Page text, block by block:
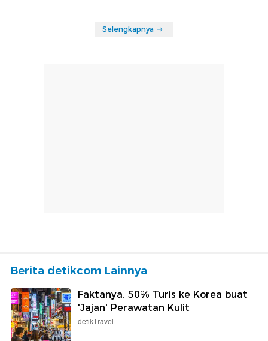
Selengkapnya
Berita detikcom Lainnya
Faktanya, 50% Turis ke Korea buat
'Jajan' Perawatan Kulit
detikTravel